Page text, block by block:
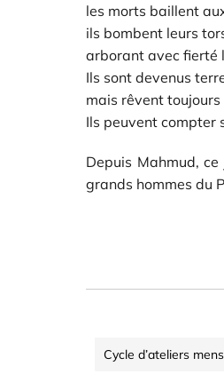
les morts baillent
ils bombent leurs
arborant avec fierté
Ils sont devenus
mais rêvent
Ils peuvent compter
Depuis Mahmud,
grands hommes du
Cycle d’ateliers